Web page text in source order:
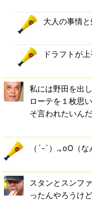
大人の事情
ドラフトが
私には野田を出
ローテを１枚思
そ言われたいん
（´-`）.｡oO（
スタンとスンフ
ったんやろうけ